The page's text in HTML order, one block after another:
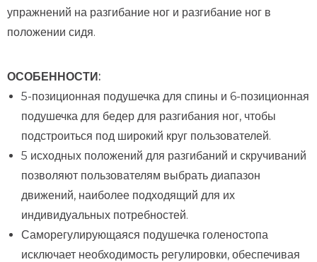
упражнений на разгибание ног и разгибание ног в
положении сидя.
ОСОБЕННОСТИ:
5-позиционная подушечка для спины и 6-позиционная
подушечка для бедер для разгибания ног, чтобы
подстроиться под широкий круг пользователей.
5 исходных положений для разгибаний и скручиваний
позволяют пользователям выбрать диапазон
движений, наиболее подходящий для их
индивидуальных потребностей.
Саморегулирующаяся подушечка голеностопа
исключает необходимость регулировки, обеспечивая